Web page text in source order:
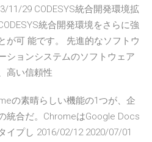
11/29 CODESYS統合開発環境拡
統合開発環境をさらに強
が可 能です。 先進的なソフトウ
ションシステムのソフトウェア
高い信頼性
の素晴らしい機能の1つが、企
統合だ。ChromeはGoogle Docs
イプし 2016/02/12 2020/07/01